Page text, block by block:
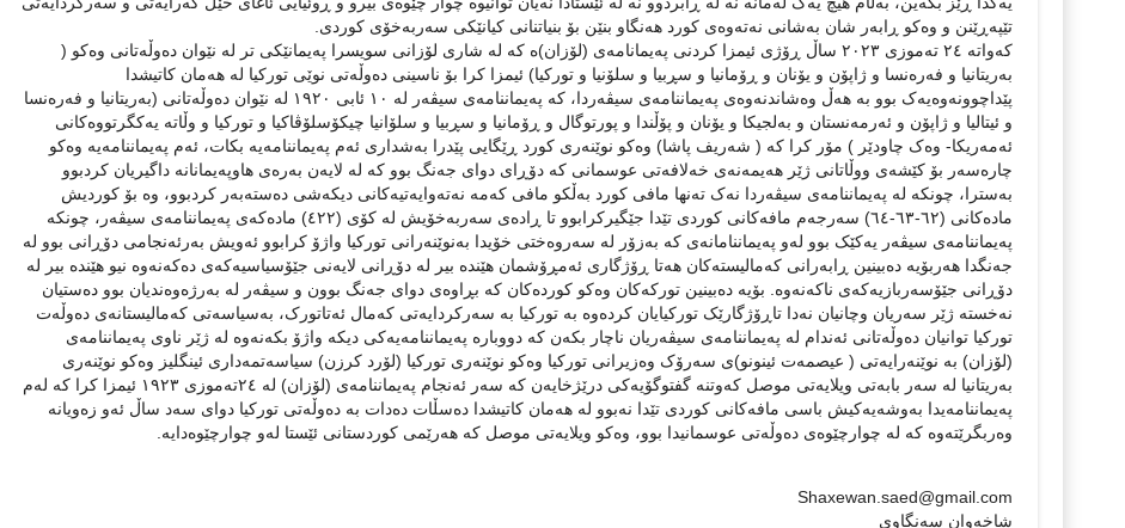
تێپەڕێنن و وەکو ڕابەر شان بەشانی نەتەوەی کورد هەنگاو بنێن بۆ بنیاتنانی کیانێکی سەربەخۆی کوردی.
کەواتە ٢٤ تەموزی ٢٠٢٣ ساڵ ڕۆژی ئیمزا کردنی پەیمانامەی (لۆزان)ە کە لە شاری لۆزانی سویسرا پەیمانێکی تر لە نێوان دەوڵەتانی وەکو (
بەریتانیا و فەرەنسا و ژاپۆن و یۆنان و ڕۆمانیا و سڕبیا و سلۆنیا و تورکیا) ئیمزا کرا بۆ ناسینی دەوڵەتی نوێی تورکیا لە هەمان کاتیشدا
پێداچوونەوەیەک بوو بە هەڵ وەشاندنەوەی پەیماننامەی سیڤەردا، کە پەیماننامەی سیڤەر لە ١٠ ئابی ١٩٢٠ لە نێوان دەوڵەتانی (بەریتانیا و فەرەنسا
و ئیتالیا و ژاپۆن و ئەرمەنستان و بەلجیکا و یۆنان و پۆڵندا و پورتوگال و ڕۆمانیا و سڕبیا و سلۆانیا چیکۆسلۆڤاکیا و تورکیا و وڵاتە یەکگرتووەکانی
ئەمەریکا- وەک چاودێر ) مۆر کرا کە ( شەریف پاشا) وەکو نوێنەری کورد ڕێگایی پێدرا بەشداری ئەم پەیماننامەیە بکات، ئەم پەیماننامەیە وەکو
چارەسەر بۆ کێشەی ووڵاتانی ژێر هەیمەنەی خەلافەتی عوسمانی کە دۆڕای دوای جەنگ بوو کە لە لایەن بەرەی هاوپەیمانانە داگیریان کردبوو
بەسترا، چونکە لە پەیماننامەی سیڤەردا نەک تەنها مافی کورد بەڵکو مافی کەمە نەتەوایەتیەکانی دیکەشی دەستەبەر کردبوو، وە بۆ کوردیش
مادەکانی (٦٢-٦٣-٦٤) سەرجەم مافەکانی کوردی تێدا جێگیرکرابوو تا ڕادەی سەربەخۆیش لە کۆی (٤٢٢) مادەکەی پەیماننامەی سیڤەر، چونکە
پەیماننامەی سیڤەر یەکێک بوو لەو پەیماننامانەی کە بەزۆر لە سەروەختی خۆیدا بەنوێنەرانی تورکیا واژۆ کرابوو ئەویش بەرئەنجامی دۆڕانی بوو لە
جەنگدا هەربۆیە دەبینین ڕابەرانی کەمالیستەکان هەتا ڕۆژگاری ئەمڕۆشمان هێندە بیر لە دۆڕانی لایەنی جێۆسیاسیەکەی دەکەنەوە نیو هێندە بیر لە
دۆڕانی جێۆسەربازیەکەی ناکەنەوە. بۆیە دەبینین تورکەکان وەکو کوردەکان کە بڕاوەی دوای جەنگ بوون و سیڤەر لە بەرژەوەندیان بوو دەستیان
نەخستە ژێر سەریان وچانیان نەدا تاڕۆژگارێک تورکیایان کردەوە بە تورکیا بە سەرکردایەتی کەمال ئەتاتورک، بەسیاسەتی کەمالیستانەی دەوڵەت
تورکیا توانیان دەوڵەتانی ئەندام لە پەیماننامەی سیڤەریان ناچار بکەن کە دووبارە پەیماننامەیەکی دیکە واژۆ بکەنەوە لە ژێر ناوی پەیماننامەی
(لۆزان) بە نوێنەرایەتی ( عیصمەت ئینونو)ی سەرۆک وەزیرانی تورکیا وەکو نوێنەری تورکیا (لۆرد کرزن) سیاسەتمەداری ئینگلیز وەکو نوێنەری
بەریتانیا لە سەر بابەتی ویلایەتی موصل کەوتنە گفتوگۆیەکی درێژخایەن کە سەر ئەنجام پەیماننامەی (لۆزان) لە ٢٤تەموزی ١٩٢٣ ئیمزا کرا کە لەم
پەیماننامەیدا بەوشەیەکیش باسی مافەکانی کوردی تێدا نەبوو لە هەمان کاتیشدا دەسڵات دەدات بە دەوڵەتی تورکیا دوای سەد ساڵ ئەو زەویانە
وەربگرێتەوە کە لە چوارچێوەی دەوڵەتی عوسمانیدا بوو، وەکو ویلایەتی موصل کە هەرێمی کوردستانی ئێستا لەو چوارچێوەدایە.
Shaxewan.saed@gmail.com
شاخەوان سەنگاوی